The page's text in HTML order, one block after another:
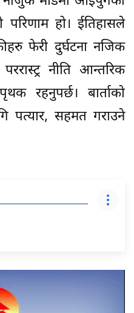
परिणाम हो। ईतिहासले
फेरी दुर्घटना नजिक
नीति आन्तरिक
रहनुपर्छ। बार्ताको
पत्यार, सहमत गराउने